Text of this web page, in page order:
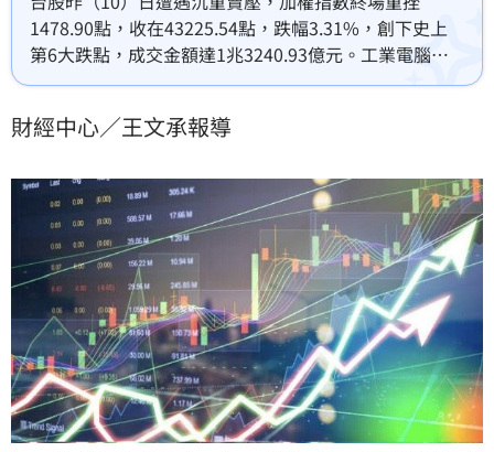
1478.90點，收在43225.54點，跌幅3.31%，創下史上
第6大跌點，成交金額達1兆3240.93億元。工業電腦大
廠振樺電（8114）同步走弱，終場下跌6.5元、跌幅
場關注。
財經中心／王文承報導